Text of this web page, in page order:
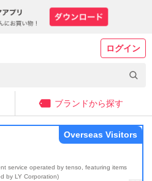
ログイン
ブランドから探す
service operated by tenso, featuring items
by LY Corporation)
Overseas Visitors